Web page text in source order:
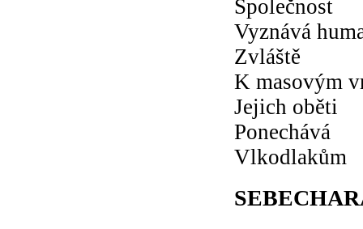
Společnost
Vyznává
Zvláště
K masovým
Jejich oběti
Ponechává
Vlkodlakům